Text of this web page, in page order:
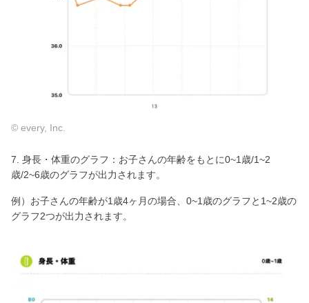
© every, Inc.
7. 身長・体重のグラフ：お子さんの年齢をもとに0~1歳/1~2
歳/2~6歳のグラフが出力されます。
例）お子さんの年齢が1歳4ヶ月の場合、0~1歳のグラフと1~2歳の
グラフ2つが出力されます。